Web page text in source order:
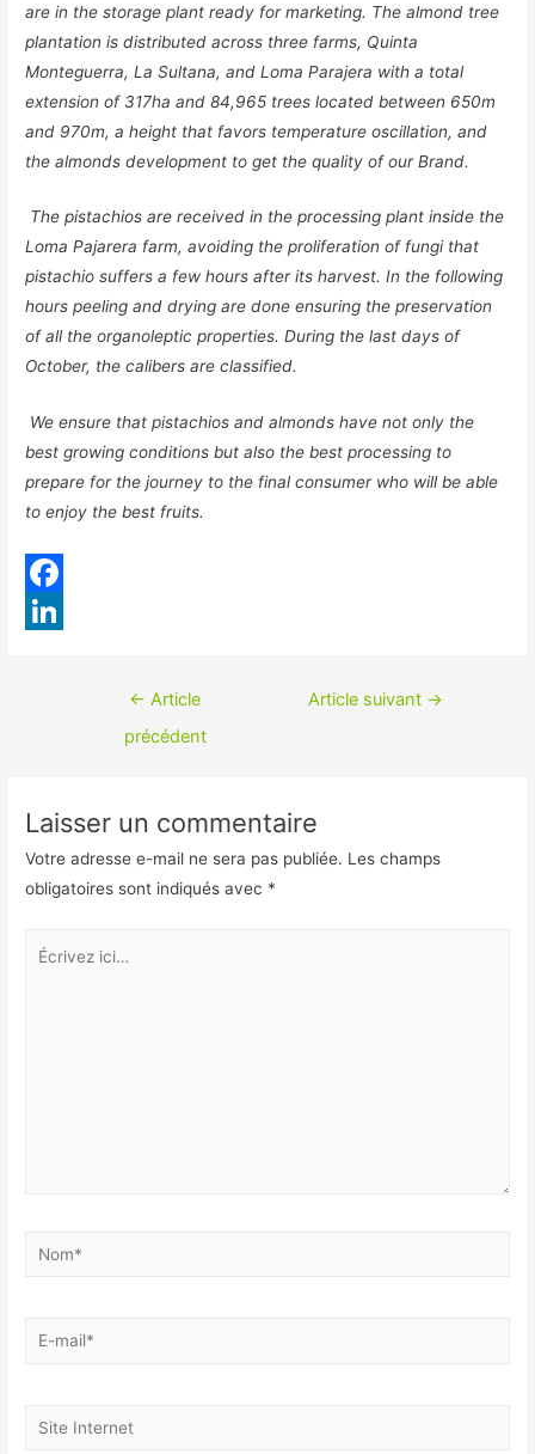
are in the storage plant ready for marketing. The almond tree
plantation is distributed across three farms, Quinta
Monteguerra, La Sultana, and Loma Parajera with a total
extension of 317ha and 84,965 trees located between 650m
and 970m, a height that favors temperature oscillation, and
the almonds development to get the quality of our Brand.
The pistachios are received in the processing plant inside the
Loma Pajarera farm, avoiding the proliferation of fungi that
pistachio suffers a few hours after its harvest. In the following
hours peeling and drying are done ensuring the preservation
of all the organoleptic properties.During the last days of
October, the calibers are classified.
We ensure that pistachios and almonds have not only the
best growing conditions but also the best processing to
prepare for the journey to the final consumer who will be able
to enjoy the best fruits.
F
Navigation
← Article
précédent
Article suivant →
Laisser un commentaire
Votre adresse e-mail ne sera pas publiée. Les champs
obligatoires sont indiqués avec *
Écrivez
Nom*
E-
Site